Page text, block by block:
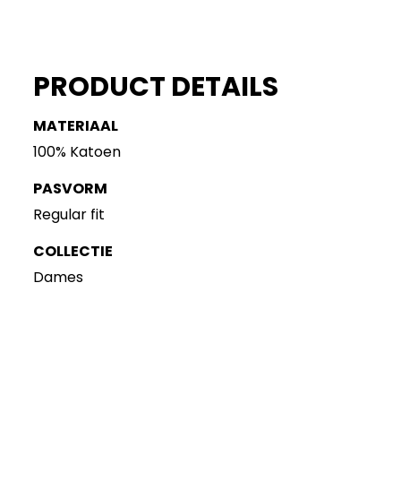
PRODUCT DETAILS
MATERIAAL
100% Katoen
PASVORM
Regular fit
COLLECTIE
Dames